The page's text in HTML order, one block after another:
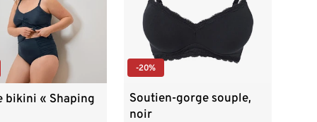
bikini « Shaping
-20%
Soutien-gorge souple,
noir